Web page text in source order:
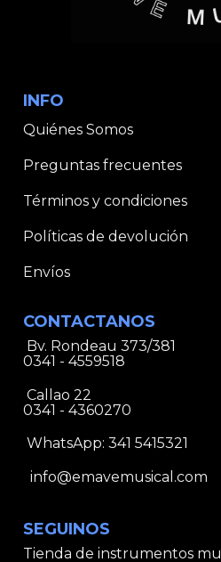
INFO
Quiénes Somos
Preguntas frecuentes
Términos y condiciones
Políticas de devolución
Envíos
CONTACTANOS
Bv. Rondeau 373/381
0341 - 4559518
Callao 22
0341 - 4360270
WhatsApp: 341 5415321
info@emavemusical.com
SEGUINOS
Tienda de instrumentos